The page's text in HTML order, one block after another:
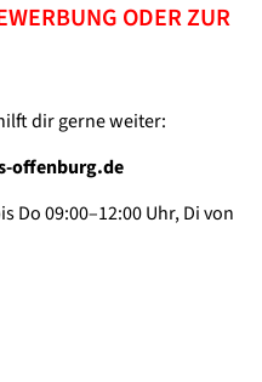
ODER ZUR
dir gerne weiter:
offenburg.de
Do 09:00–12:00 Uhr, Di von